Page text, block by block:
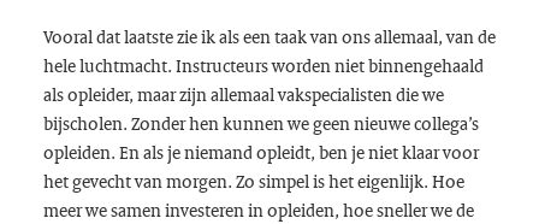
Vooral dat laatste zie ik als een taak van ons allemaal, van de
hele luchtmacht. Instructeurs worden niet binnengehaald
als opleider, maar zijn allemaal vakspecialisten die we
bijscholen. Zonder hen kunnen we geen nieuwe collega’s
opleiden. En als je niemand opleidt, ben je niet klaar voor
het gevecht van morgen. Zo simpel is het eigenlijk. Hoe
meer we samen investeren in opleiden, hoe sneller we de